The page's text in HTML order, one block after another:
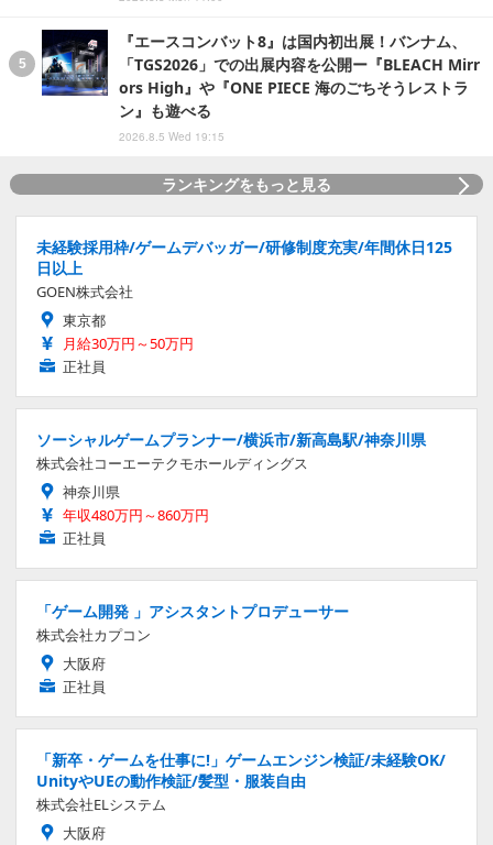
『エースコンバット8』は国内初出展！バンナム、
「TGS2026」での出展内容を公開ー『BLEACH Mirr
ors High』や『ONE PIECE 海のごちそうレストラ
ン』も遊べる
2026.8.5 Wed 19:15
ランキングをもっと見る
未経験採用枠/ゲームデバッガー/研修制度充実/年間休日125
日以上
GOEN株式会社
東京都
月給30万円～50万円
正社員
ソーシャルゲームプランナー/横浜市/新高島駅/神奈川県
株式会社コーエーテクモホールディングス
神奈川県
年収480万円～860万円
正社員
「ゲーム開発 」アシスタントプロデューサー
株式会社カプコン
大阪府
正社員
「新卒・ゲームを仕事に!」ゲームエンジン検証/未経験OK/
UnityやUEの動作検証/髪型・服装自由
株式会社ELシステム
大阪府